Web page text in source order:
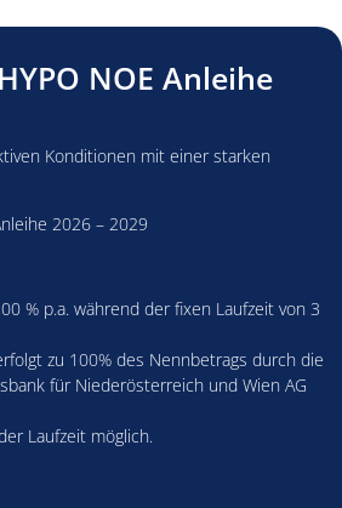
NOE Anleihe
Konditionen mit einer starken
2026 – 2029
% p.a. während der fixen Laufzeit von 3
zu 100% des Nennbetrags durch die
für Niederösterreich und Wien AG
Laufzeit möglich.